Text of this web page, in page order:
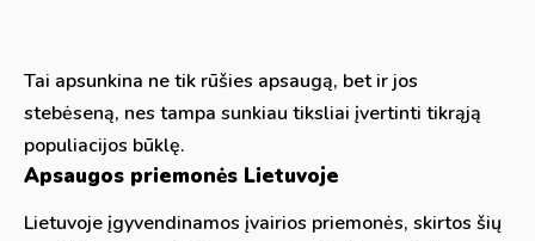
Tai apsunkina ne tik rūšies apsaugą, bet ir jos
stebėseną, nes tampa sunkiau tiksliai įvertinti tikrąją
populiacijos būklę.
Apsaugos priemonės Lietuvoje
Lietuvoje įgyvendinamos įvairios priemonės, skirtos šių